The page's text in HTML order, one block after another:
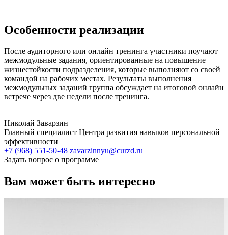
Особенности реализации
После аудиторного или онлайн тренинга участники поучают
межмодульные задания, ориентированные на повышение
жизнестойкости подразделения, которые выполняют со своей
командой на рабочих местах. Результаты выполнения
межмодульных заданий группа обсуждает на итоговой онлайн
встрече через две недели после тренинга.
Николай Заварзин
Главный специалист Центра развития навыков персональной
эффективности
+7 (968) 551-50-48 zavarzinnyu@curzd.ru
Задать вопрос о программе
Вам может быть интересно